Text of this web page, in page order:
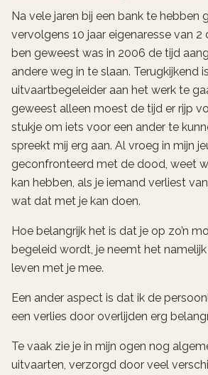
Na vele jaren bij een bank te hebben
vervolgens 10 jaar eigenaresse van
ben geweest was in 2006 de tijd
andere weg in te slaan. Terugkijkend
uitvaartbegeleider aan het werk te
geweest alleen moest de tijd er rijp
stukje om iets voor een ander te
spreekt mij erg aan. Al vroeg in mijn
geconfronteerd met de dood, weet
kan hebben, als je iemand verliest
wat dat met je kan doen.
Hoe belangrijk het is dat je op zo’n
begeleid wordt, je neemt het
leven met je mee.
Een ander aspect is dat ik de
een verlies door overlijden erg
Te vaak zie je in mijn ogen nog
uitvaarten, verzorgd door veel